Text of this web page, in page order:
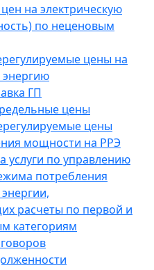
на электрическую
по неценовым
цены на
энергию
ГП
цены
цены
мощности на РРЭ
услуги по управлению
потребления
расчеты по первой и
категориям